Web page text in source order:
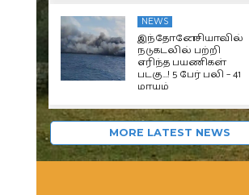
NEWS
இந்தோனேசியாவில்
நடுகடலில் பற்றி
எரிந்த பயணிகள்
படகு…! 5 பேர் பலி – 41
மாயம்
MORE LATEST NEWS